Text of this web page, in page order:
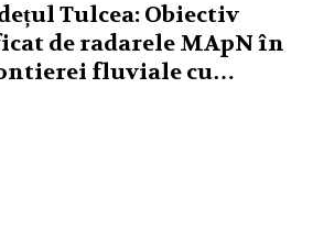
Tulcea: Obiectiv
de radarele MApN în
fluviale cu…